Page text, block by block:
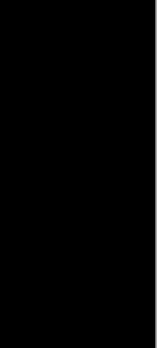
del cine: contribuyan
y compartan
fanáticos conocen. Sus
secreto que hará de
amantes del celuloide.
insignificante. ¿Algún
con ver reseñada?
comunidad el epicentro